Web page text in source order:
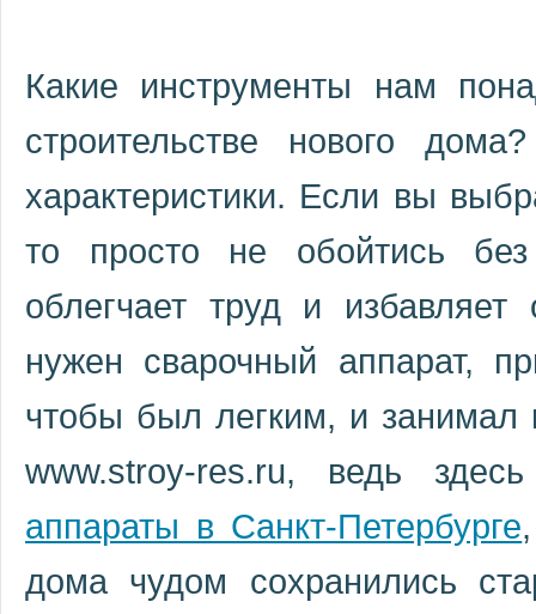
Какие инструменты нам
строительстве нового
характеристики. Если вы
то просто не обойтись
облегчает труд и избавляет
нужен сварочный аппарат,
чтобы был легким, и занимал
www.stroy-res.ru, ведь
аппараты в Санкт-Петербурге
дома чудом сохранились